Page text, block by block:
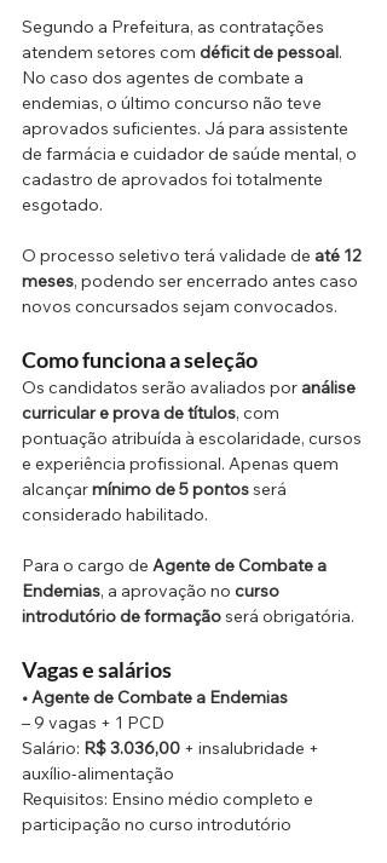
Segundo a Prefeitura, as contratações
atendem setores com déficit de pessoal.
No caso dos agentes de combate a
endemias, o último concurso não teve
aprovados suficientes. Já para assistente
de farmácia e cuidador de saúde mental, o
cadastro de aprovados foi totalmente
esgotado.
O processo seletivo terá validade de até 12
meses, podendo ser encerrado antes caso
novos concursados sejam convocados.
Como funciona a seleção
Os candidatos serão avaliados por análise
curricular e prova de títulos, com
pontuação atribuída à escolaridade, cursos
e experiência profissional. Apenas quem
alcançar mínimo de 5 pontos será
considerado habilitado.
Para o cargo de Agente de Combate a
Endemias, a aprovação no curso
introdutório de formação será obrigatória.
Vagas e salários
• Agente de Combate a Endemias
– 9 vagas + 1 PCD
Salário: R$ 3.036,00 + insalubridade +
auxílio-alimentação
Requisitos: Ensino médio completo e
participação no curso introdutório